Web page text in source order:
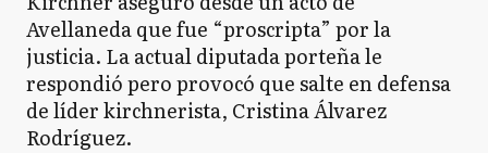
Avellaneda que fue “proscripta” por la
justicia. La actual diputada porteña le
respondió pero provocó que salte en defensa
de líder kirchnerista, Cristina Álvarez
Rodríguez.